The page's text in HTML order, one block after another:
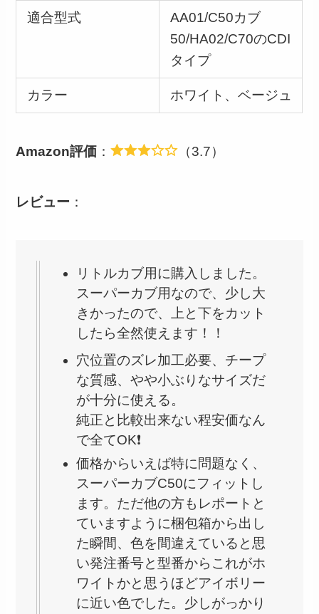
適合型式
AA01/C50カブ
50/HA02/C70のCDI
タイプ
カラー ホワイト、ベージュ
Amazon評価 ： （3.7）
レビュー ：
リトルカブ用に購入しました。
スーパーカブ用なので、少し大
きかったので、上と下をカット
したら全然使えます！！
穴位置のズレ加工必要、チープ
な質感、やや小ぶりなサイズだ
が十分に使える。
純正と比較出来ない程安価なん
で全てOK❗
価格からいえば特に問題なく、
スーパーカブC50にフィットし
ます。ただ他の方もレポートと
ていますように梱包箱から出し
た瞬間、色を間違えていると思
い発注番号と型番からこれがホ
ワイトかと思うほどアイボリー
に近い色でした。少しがっかり